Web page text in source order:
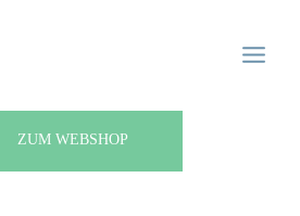
Menu
ZUM WEBSHOP